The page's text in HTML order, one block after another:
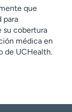
que
para
su cobertura
médica en
de UCHealth.